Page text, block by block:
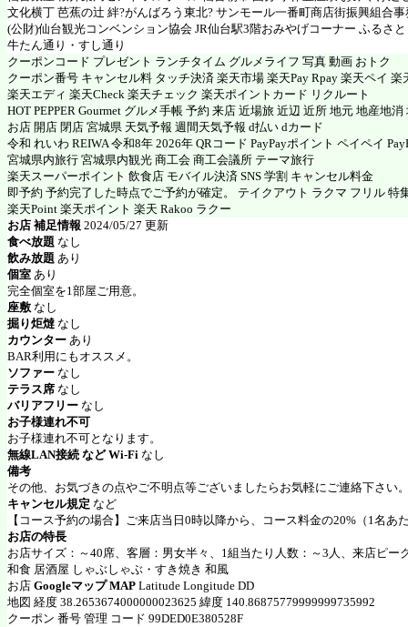
文化横丁 芭蕉の辻 絆?がんばろう東北? サンモール一番町商店街振興組合事
(公財)仙台観光コンベンション協会 JR仙台駅3階おみやげコーナー ふるさ
牛たん通り・すし通り
クーポンコード プレゼント ランチタイム グルメライフ 写真 動画 おトク
クーポン番号 キャンセル料 タッチ決済 楽天市場 楽天Pay Rpay 楽天ペイ 楽
楽天エディ 楽天Check 楽天チェック 楽天ポイントカード リクルート
HOT PEPPER Gourmet グルメ手帳 予約 来店 近場旅 近辺 近所 地元 地産地
お店 開店 閉店 宮城県 天気予報 週間天気予報 d払い dカード
令和 れいわ REIWA 令和8年 2026年 QRコード PayPayポイント ペイペイ
宮城県内旅行 宮城県内観光 商工会 商工会議所 テーマ旅行
楽天スーパーポイント 飲食店 モバイル決済 SNS 学割 キャンセル料金
即予約 予約完了した時点でご予約が確定。 テイクアウト ラクマ フリル 特
楽天Point 楽天ポイント 楽天 Rakoo ラクー
お店 補足情報 2024/05/27 更新
食べ放題 なし
飲み放題 あり
個室 あり
完全個室を1部屋ご用意。
座敷 なし
掘り炬燵 なし
カウンター あり
BAR利用にもオススメ。
ソファー なし
テラス席 なし
バリアフリー なし
お子様連れ不可
お子様連れ不可となります。
無線LAN接続 など Wi-Fi なし
備考
その他、お気づきの点やご不明点等ございましたらお気軽にご連絡下さい
キャンセル規定 など
【コース予約の場合】ご来店当日0時以降から、コース料金の20%（1名あ
お店の特長
お店サイズ：～40席、客層：男女半々、1組当たり人数：～3人、来店ピー
和食 居酒屋 しゃぶしゃぶ・すき焼き 和風
お店 Googleマップ MAP Latitude Longitude DD
地図 経度 38.2653674000000023625 緯度 140.86875779999999735992
クーポン 番号 管理 コード 99DED0E380528F